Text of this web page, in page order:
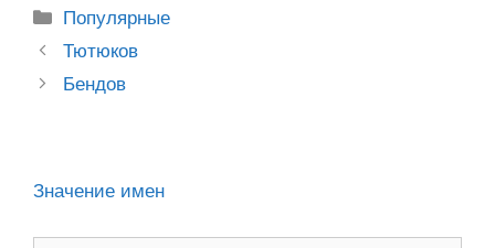
kl
a
ss
b
s
A
p
gr
a
m
Рубрики
Популярные
Post
navigation
Тютюков
Бендов
Значение имен